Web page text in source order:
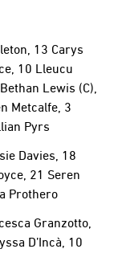
13 Carys
10 Lleucu
Lewis (C),
Metcalfe, 3
Pyrs
Davies, 18
21 Seren
Prothero
Granzotto,
D’Incà, 10